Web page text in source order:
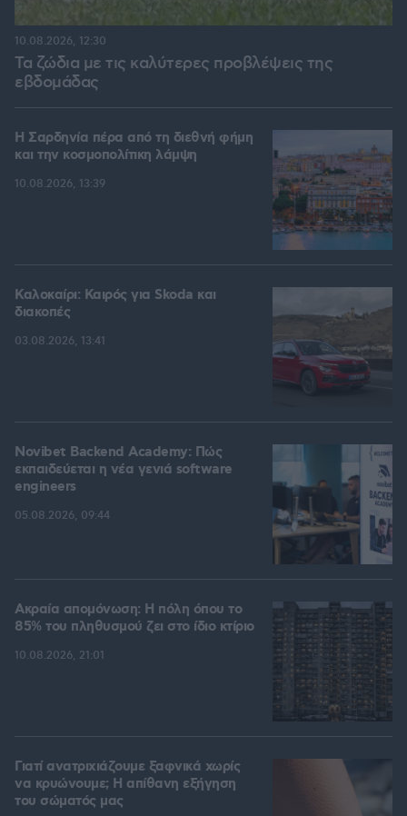
Τα ζώδια με τις καλύτερες προβλέψεις της
εβδομάδας
10.08.2026, 12:30
Η Σαρδηνία πέρα από τη διεθνή φήμη
και την κοσμοπολίτικη λάμψη
10.08.2026, 13:39
Καλοκαίρι: Καιρός για Skoda και
διακοπές
03.08.2026, 13:41
Novibet Backend Academy: Πώς
εκπαιδεύεται η νέα γενιά software
engineers
05.08.2026, 09:44
Ακραία απομόνωση: Η πόλη όπου το
85% του πληθυσμού ζει στο ίδιο κτίριο
10.08.2026, 21:01
Γιατί ανατριχιάζουμε ξαφνικά χωρίς
να κρυώνουμε; Η απίθανη εξήγηση
του σώματός μας